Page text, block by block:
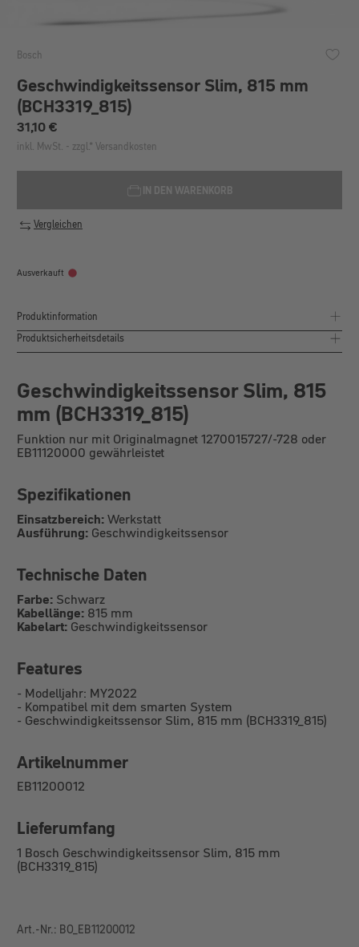
Bosch
Geschwindigkeitssensor Slim, 815 mm
(BCH3319_815)
Regulärer Preis:
31,10 €
inkl. MwSt. - zzgl.* Versandkosten
IN DEN WARENKORB
Vergleichen
Ausverkauft
Produktinformation
Produktsicherheitsdetails
Geschwindigkeitssensor Slim, 815
mm (BCH3319_815)
Funktion nur mit Originalmagnet 1270015727/-728 oder
EB11120000 gewährleistet
Spezifikationen
Einsatzbereich:Werkstatt
Ausführung: Geschwindigkeitssensor
Technische Daten
Farbe: Schwarz
Kabellänge: 815 mm
Kabelart: Geschwindigkeitssensor
Features
- Modelljahr: MY2022
- Kompatibel mit dem smarten System
- Geschwindigkeitssensor Slim, 815 mm (BCH3319_815)
Artikelnummer
EB11200012
Lieferumfang
1 Bosch Geschwindigkeitssensor Slim, 815 mm
(BCH3319_815)
Art.-Nr.: BO_EB11200012